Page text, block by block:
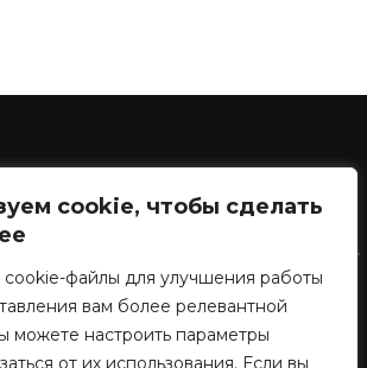
cookie, чтобы сделать
файлы для улучшения работы
вам более релевантной
можете настроить параметры
от их использования. Если вы
expert.net
на youtube